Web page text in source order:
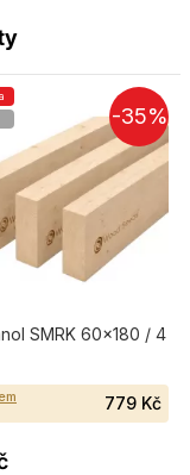
-35%
SMRK 60×180 / 4
779 Kč